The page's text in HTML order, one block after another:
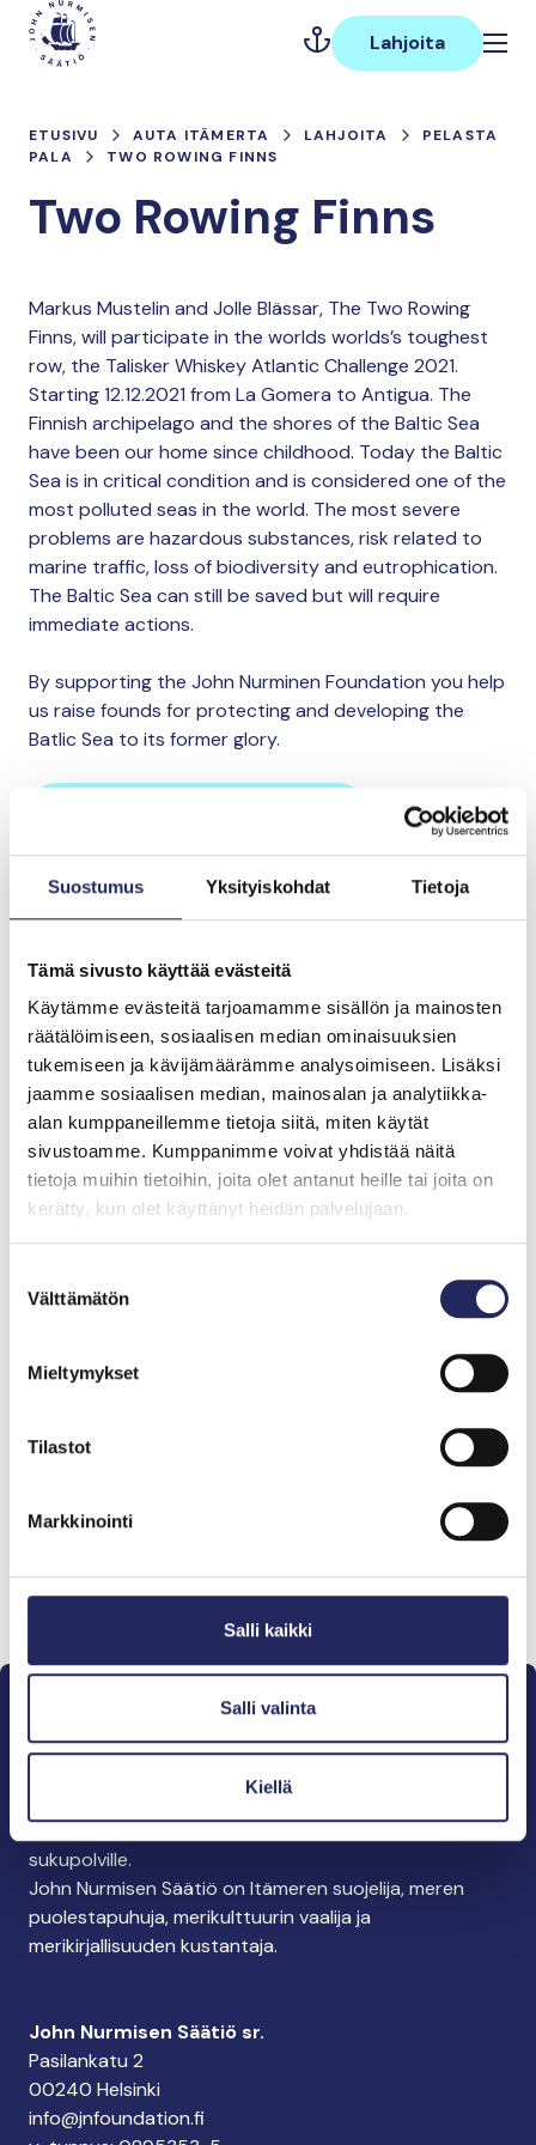
Suostumus Yksityiskohdat Tietoja
Tämä sivusto käyttää evästeitä
Käytämme evästeitä tarjoamamme sisällön ja mainosten
räätälöimiseen, sosiaalisen median ominaisuuksien
tukemiseen ja kävijämäärämme analysoimiseen. Lisäksi
jaamme sosiaalisen median, mainosalan ja analytiikka-
alan kumppaneillemme tietoja siitä, miten käytät
sivustoamme. Kumppanimme voivat yhdistää näitä
tietoja muihin tietoihin, joita olet antanut heille tai joita on
kerätty, kun olet käyttänyt heidän palvelujaan.
valinta
Välttämätön
Mieltymykset
Tilastot
Markkinointi
Salli kaikki
Salli valinta
Kiellä
Hyppää
sisältöön
Päävalikko
Lahjoita
ETUSIVU AUTA ITÄMERTA LAHJOITA
PELASTA
PALA
TWO ROWING FINNS
Two Rowing Finns
Markus Mustelin and Jolle Blässar, The Two Rowing
Finns, will participate in the worlds worlds’s toughest
row, the Talisker Whiskey Atlantic Challenge 2021.
Starting 12.12.2021 from La Gomera to Antigua. The
Finnish archipelago and the shores of the Baltic Sea
have been our home since childhood. Today the Baltic
Sea is in critical condition and is considered one of the
most polluted seas in the world. The most severe
problems are hazardous substances, risk related to
marine traffic, loss of biodiversity and eutrophication.
The Baltic Sea can still be saved but will require
immediate actions.
By supporting the John Nurminen Foundation you help
us raise founds for protecting and developing the
Batlic Sea to its former glory.
Tiimille tehdyt
Lahjoita ja liity tähän tiimiin
Pelastamme Itämeren ja sen perinnön tuleville
sukupolville.
John Nurmisen Säätiö on Itämeren suojelija, meren
puolestapuhuja, merikulttuurin vaalija ja
merikirjallisuuden kustantaja.
John Nurmisen Säätiö sr.
Pasilankatu 2
00240 Helsinki
info@jnfoundation.fi